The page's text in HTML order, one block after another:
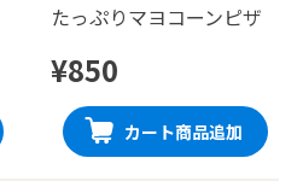
たっぷりマヨコーンピザ
¥850
カート商品追加